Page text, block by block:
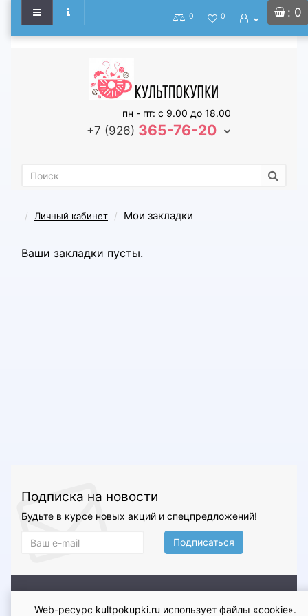
: 0
0 0
пн - пт: с 9.00 до 18.00
+7 (926) 365-76-20
Личный кабинет Мои закладки
Ваши закладки пусты.
Подписка на новости
Будьте в курсе новых акций и спецпредложений!
Подписаться
обмена
Гарантия Контакты Оферта Политика
Web-ресурс kultpokupki.ru использует файлы «cookie».